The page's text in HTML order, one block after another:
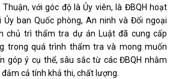
với góc độ là Ủy viên, là ĐBQH hoạt
ban Quốc phòng, An ninh và Đối ngoại
chủ trì thẩm tra dự án Luật đã cung cấp
trong quá trình thẩm tra và mong muốn
góp ý cụ thể, sâu sắc từ các ĐBQH nhằm
cả tính khả thi, chất lượng.